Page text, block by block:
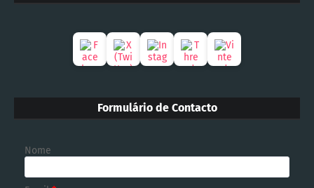
Formulário de Contacto
Nome